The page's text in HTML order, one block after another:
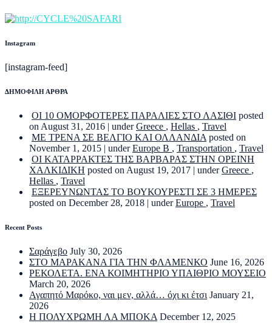
Instagram
[instagram-feed]
ΔΗΜΟΦΙΛΗ ΑΡΘΡΑ
ΟΙ 10 ΟΜΟΡΦΟΤΕΡΕΣ ΠΑΡΑΛΙΕΣ ΣΤΟ ΛΑΣΙΘΙ posted
on August 31, 2016 | underGreece , Hellas , Travel
ΜΕ ΤΡΕΝΑ ΣΕ ΒΕΛΓΙΟ ΚΑΙ ΟΛΛΑΝΔΙΑ posted on
November 1, 2015 | underEurope B , Transportation , Travel
ΟΙ ΚΑΤΑΡΡΑΚΤΕΣ ΤΗΣ ΒΑΡΒΑΡΑΣ ΣΤΗΝ ΟΡΕΙΝΗ
ΧΑΛΚΙΔΙΚΗ posted on August 19, 2017 | underGreece ,
Hellas , Travel
ΕΞΕΡΕΥΝΩΝΤΑΣ ΤΟ ΒΟΥΚΟΥΡΕΣΤΙ ΣΕ 3 ΗΜΕΡΕΣ
posted on December 28, 2018 | underEurope , Travel
Recent Posts
Σαράγεβο July 30, 2026
ΣΤΟ ΜΑΡΑΚΑΝΑ ΓΙΑ ΤΗΝ ΦΛΑΜΕΝΚΟ June 16, 2026
ΡΕΚΟΛΕΤΑ. ΕΝΑ ΚΟΙΜΗΤΗΡΙΟ ΥΠΑΙΘΡΙΟ ΜΟΥΣΕΙΟ
March 20, 2026
Αγαπητό Μαρόκο, ναι μεν, αλλά… όχι κι έτσι January 21,
2026
Η ΠΟΛΥΧΡΩΜΗ ΛΑ ΜΠΟΚΑ December 12, 2025